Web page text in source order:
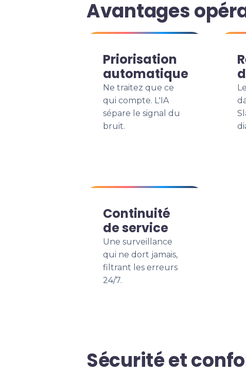
Avantages
Priorisation
automatique
Ne traitez que ce
qui compte. L'IA
sépare le signal du
bruit.
Continuité
de service
Une surveillance
qui ne dort jamais,
filtrant les erreurs
24/7.
Sécurité et